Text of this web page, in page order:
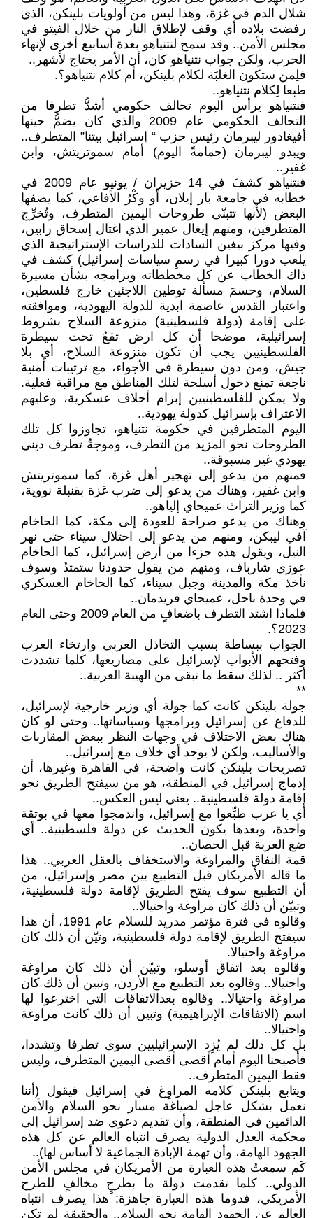
شلال الدم في غزة، وهذا ليس من أولويات بلينكن، الذي
رفضت بلاده أي وقف لإطلاق النار من خلال الفيتو في
مجلس الأمن.. وقد سمح لنتنياهو بعدة أسابيع أخرى لإنهاء
الحرب، ولكن جواب نتنياهو كان، أن الأمر يحتاج لأشهر..
فلِمن ستكون الغلبَة لكلام بلينكن، أم كلام نتنياهو؟.
طبعا لِكلام نتنياهو..
فنتنياهو يرأس اليوم تحالف حكومي أشدُّ تطرفا من
التحالف الحكومي عام 2009 والذي كان يضمُّ حينها
أفيغادور ليبرمان رئيس حزب “ إسرائيل بيتنا” المتطرف..
ويبدو ليبرمان (حمامةً اليوم) أمام سموتريتش، وابن
غفير..
فنتنياهو كشفَ في 14 حزيران / يونيو عام 2009 في
خطابه في جامعة بار إيلان، أو وكْرُ الأفاعي، كما يصفها
البعض (لأنها تتبنّى طروحات اليمين المتطرف، وتُخرِّج
المتطرفين، ومنهم إيغال عمير الذي اغتال إسحاق رابين،
وفيها مركز بيغين السادات للدراسات الإستراتيجية الذي
يلعب دورا كبيرا في رسمِ سياسات إسرائيل) كشف في
ذاك الخطاب عن كل مخططاته وبرامجه بشأن مسيرة
السلام، وحسمَ مسألة توطين اللاجئين خارج فلسطين،
واعتبار القدس عاصمة ابدية للدولة اليهودية، وموافقته
على إقامة (دولة فلسطينية) منزوعة السلاح بشروط
إسرائيلية، موضحا أن كل ارض تقعُ تحت سيطرة
الفلسطينيين يجب أن تكون منزوعة السلاح، أي بلا
جيش، ومن دون سيطرة في الأجواء، مع ترتيبات أمنية
ناجعة تمنع دخول أسلحة لتلك المناطق مع مراقبة فعلية.
ولا يمكن للفلسطينيين إبرام أحلاف عسكرية، وعليهم
الاعتراف بإسرائيل كدولة يهودية..
اليوم المتطرفين في حكومة نتنياهو، تجاوزوا كل تلك
الطروحات نحو المزيد من التطرف، وموجةُ تطرف ديني
يهودي غير مسبوقة..
فمنهم من يدعو إلى تهجير أهل غزة، كما سموتريتش
وابن غفير، وهناك من يدعو إلى ضرب غزة بقنبلة نووية،
كما وزير التراث عميحاي إلياهو..
وهناك من يدعو صراحة للعودة إلى مكة، كما الحاخام
آفي ليبكن، ومنهم من يدعو إلى احتلال سيناء حتى نهر
النيل، ويقول هذه جزءا من أرض إسرائيل، كما الحاخام
عوزي شارباف، ومنهم من يقول حدودنا ستمتدُ وسوف
نأخذ مكة والمدينة وجبل سيناء، كما الحاخام العسكري
في وحدة ناحل، عميحاي فريدمان..
فلماذا اشتد التطرف باضعافٍ من العام 2009 وحتى العام
2023؟.
الجواب ببساطة بسبب التخاذل العربي وارتخاء العرب
وفتحهم الأبواب لإسرائيل على مصاريعها، كلما تشددت
أكثر .. لذلك سقط ما تبقى من الهيبة العربية..
**
جولة بلينكن كانت كما جولة أي وزير خارجية لإسرائيل،
للدفاع عن إسرائيل وبرامجها وسياساتها.. وحتى لو كان
هناك بعض الاختلاف في وجهات النظر ببعض المقاربات
والأساليب، ولكن لا يوجد أي خلاف مع إسرائيل..
تصريحات بلينكن كانت واضحة، في القاهرة وغيرها، أن
إدماج إسرائيل في المنطقة، هو من سيفتح الطريق نحو
إقامة دولة فلسطينية.. يعني ليس العكس..
أي يا عرب طبِّعوا مع إسرائيل، واندمجوا معها في بوتقة
واحدة، وبعدها يكون الحديث عن دولة فلسطينية.. أي
ضع العربة قبل الحصان..
قمة النفاق والمراوغة والاستخفاف بالعقل العربي.. هذا
ما قاله الأمريكان قبل التطبيع بين مصر وإسرائيل، من
أن التطبيع سوف يفتح الطريق لإقامة دولة فلسطينية،
وتبيّن أن ذلك كان مراوغة واحتيالا..
وقالوه في فترة مؤتمر مدريد للسلام عام 1991، أن هذا
سيفتح الطريق لإقامة دولة فلسطينية، وتيّن أن ذلك كان
مراوغة واحتيالا.
وقالوه بعد اتفاق أوسلو، وتبيّن أن ذلك كان مراوغة
واحتيالا.. وقالوه بعد التطبيع مع الأردن، وتبين أن ذلك كان
مراوغة واحتيالا.. وقالوه بعدالاتفاقات التي اخترعوا لها
اسم (الاتفاقات الإبراهيمية) وتبين أن ذلك كانت مراوغة
واحتيالا..
بل كل ذلك لم يُزِد الإسرائيليين سوى تطرفا وتشددا،
فأصبحنا اليوم أمام أقصى أقصى اليمين المتطرف، وليس
فقط اليمين المتطرف..
ويتابع بلينكن كلامه المراوِغ في إسرائيل فيقول (أننا
نعمل بشكل عاجل لصياغة مسار نحو السلام والأمن
الدائمين في المنطقة، وأن تقديم دعوى ضد إسرائيل إلى
محكمة العدل الدولية يصرف انتباه العالم عن كل هذه
الجهود الهامة، وأن تهمة الإبادة الجماعية لا أساس لها)..
كَم سمعتُ هذه العبارة من الأمريكان في مجلس الأمن
الدولي.. كلما تقدمت دولة ما بطرحٍ مخالفٍ للطرح
الأمريكي، فدوما هذه العبارة جاهزة: هذا يصرف انتباه
العالم عن الجهود الهامة نحو السلام.. والحقيقة لم تكن